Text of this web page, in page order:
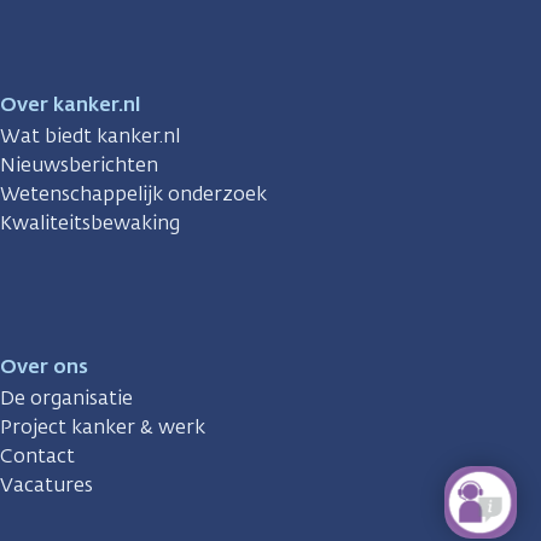
Over kanker.nl
Wat biedt kanker.nl
Nieuwsberichten
Wetenschappelijk onderzoek
Kwaliteitsbewaking
Over ons
De organisatie
Project kanker & werk
Contact
Vacatures